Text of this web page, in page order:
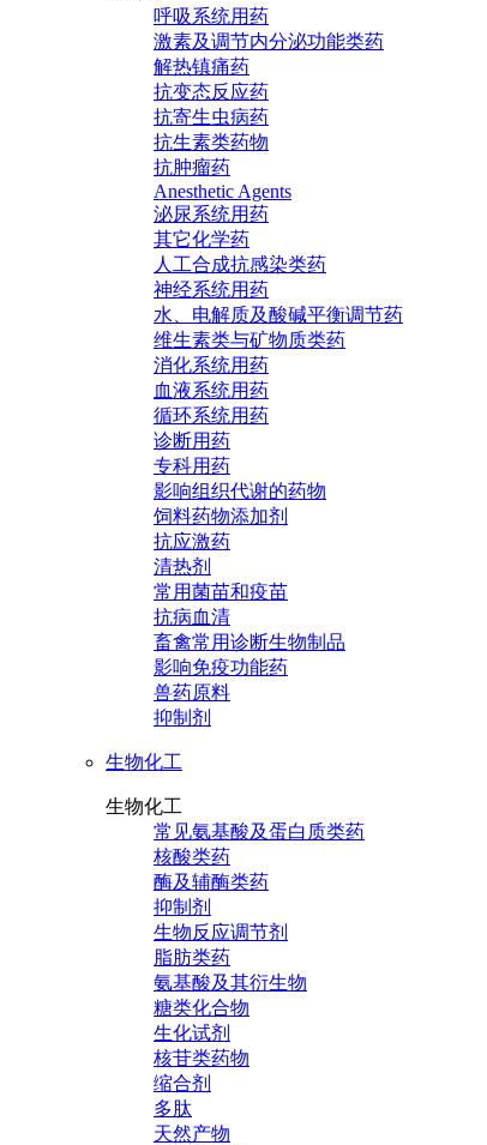
呼吸系统用药
激素及调节内分泌功能类药
解热镇痛药
抗变态反应药
抗寄生虫病药
抗生素类药物
抗肿瘤药
Anesthetic Agents
泌尿系统用药
其它化学药
人工合成抗感染类药
神经系统用药
水、电解质及酸碱平衡调节药
维生素类与矿物质类药
消化系统用药
血液系统用药
循环系统用药
诊断用药
专科用药
影响组织代谢的药物
饲料药物添加剂
抗应激药
清热剂
常用菌苗和疫苗
抗病血清
畜禽常用诊断生物制品
影响免疫功能药
兽药原料
抑制剂
生物化工
生物化工
常见氨基酸及蛋白质类药
核酸类药
酶及辅酶类药
抑制剂
生物反应调节剂
脂肪类药
氨基酸及其衍生物
糖类化合物
生化试剂
核苷类药物
缩合剂
多肽
天然产物